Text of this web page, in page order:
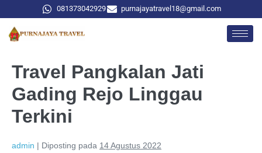
081373042929 purnajayatravel18@gmail.com
Travel Pangkalan Jati
Gading Rejo Linggau
Terkini
admin | Diposting pada 14 Agustus 2022